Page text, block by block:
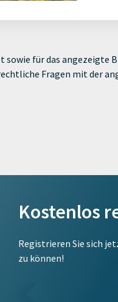
für das angezeigte
Fragen mit der
Kostenlos
Registrieren Sie sich
zu können!